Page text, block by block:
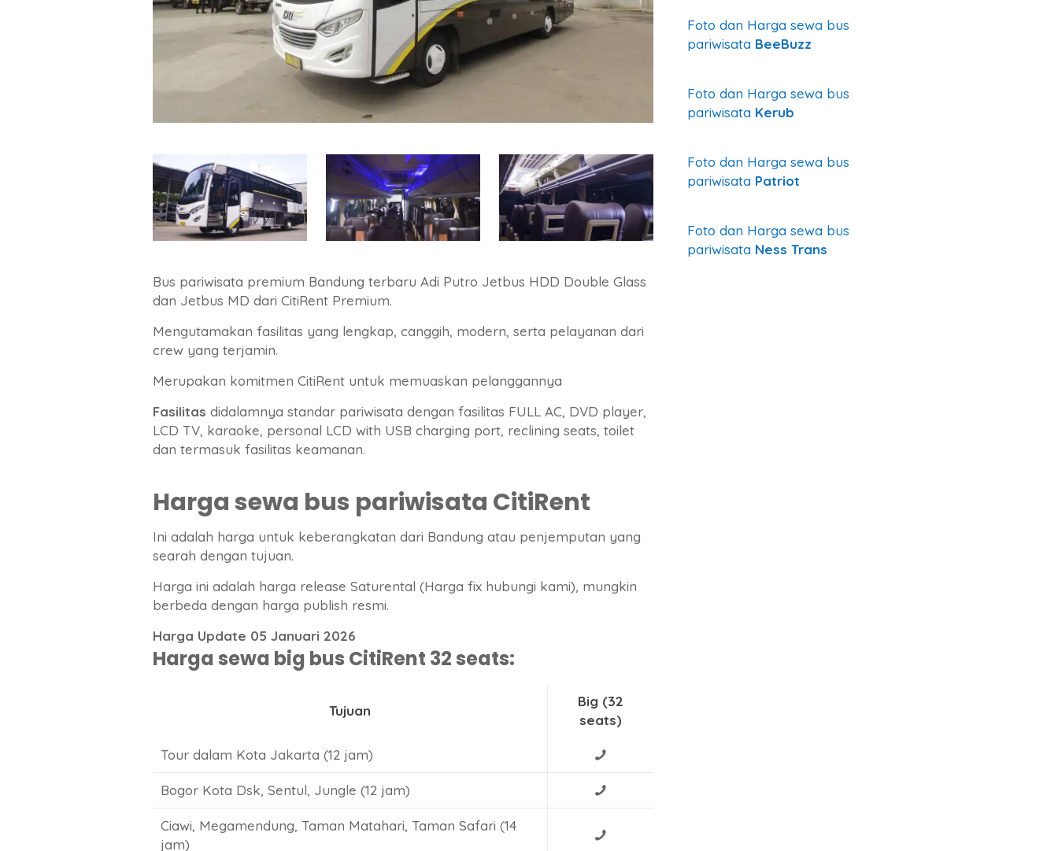
Bus pariwisata premium Bandung terbaru Adi Putro Jetbus HDD Double Glass
dan Jetbus MD dari CitiRent Premium.
Mengutamakan fasilitas yang lengkap, canggih, modern, serta pelayanan dari
crew yang terjamin.
Merupakan komitmen CitiRent untuk memuaskan pelanggannya
Fasilitas didalamnya standar pariwisata dengan fasilitas FULL AC, DVD player,
LCD TV, karaoke, personal LCD with USB charging port, reclining seats, toilet
dan termasuk fasilitas keamanan.
Harga sewa bus pariwisata CitiRent
Ini adalah harga untuk keberangkatan dari Bandung atau penjemputan yang
searah dengan tujuan.
Harga ini adalah harga release Saturental (Harga fix hubungi kami), mungkin
berbeda dengan harga publish resmi.
Harga Update 05 Januari 2026
Harga sewa big bus CitiRent 32 seats:
Tujuan
Big (32
seats)
Tour dalam Kota Jakarta (12 jam)
Bogor Kota Dsk, Sentul, Jungle (12 jam)
Ciawi, Megamendung, Taman Matahari, Taman Safari (14
jam)
Foto dan Harga sewa bus
pariwisata BeeBuzz
Foto dan Harga sewa bus
pariwisata Kerub
Foto dan Harga sewa bus
pariwisata Patriot
Foto dan Harga sewa bus
pariwisata Ness Trans